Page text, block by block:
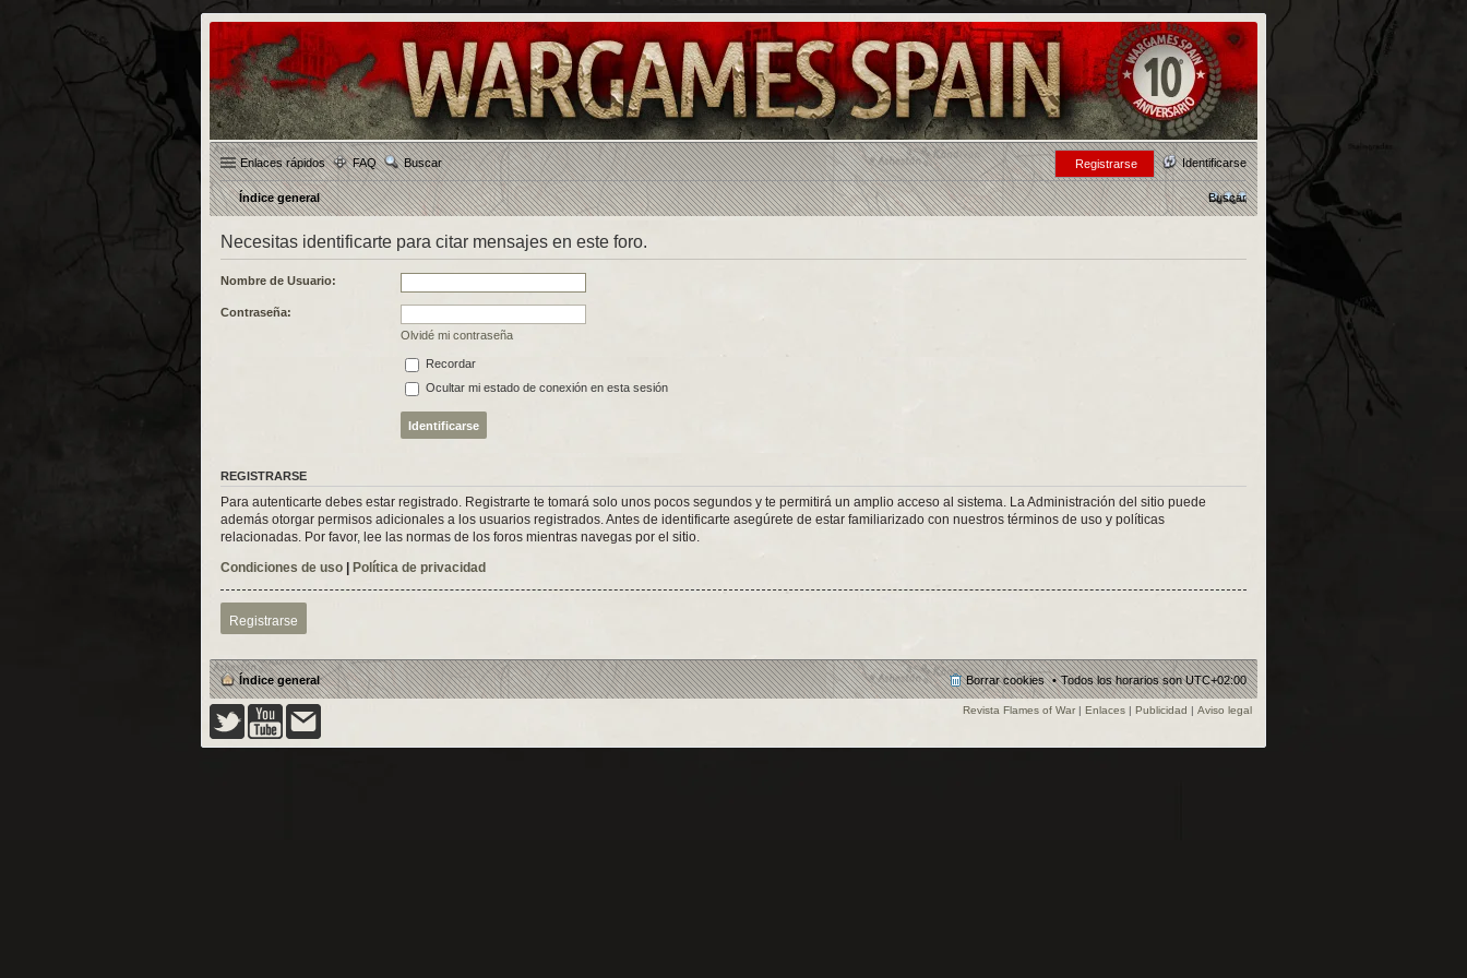
Enlaces rápidos FAQ Buscar Identificarse
Registrarse
Índice general Buscar
Necesitas identificarte para citar mensajes en este foro.
Nombre de Usuario:
Contraseña:
Olvidé mi contraseña
Recordar
Ocultar mi estado de conexión en esta sesión
REGISTRARSE
Para autenticarte debes estar registrado. Registrarte te tomará solo unos pocos segundos y te permitirá un amplio acceso al sistema. La Administración del sitio puede
además otorgar permisos adicionales a los usuarios registrados. Antes de identificarte asegúrete de estar familiarizado con nuestros términos de uso y políticas
relacionadas. Por favor, lee las normas de los foros mientras navegas por el sitio.
Condiciones de uso | Política de privacidad
Registrarse
Índice general Todos los horarios sonUTC+02:00
Borrar cookies
Revista Flames of War | Enlaces | Publicidad | Aviso legal